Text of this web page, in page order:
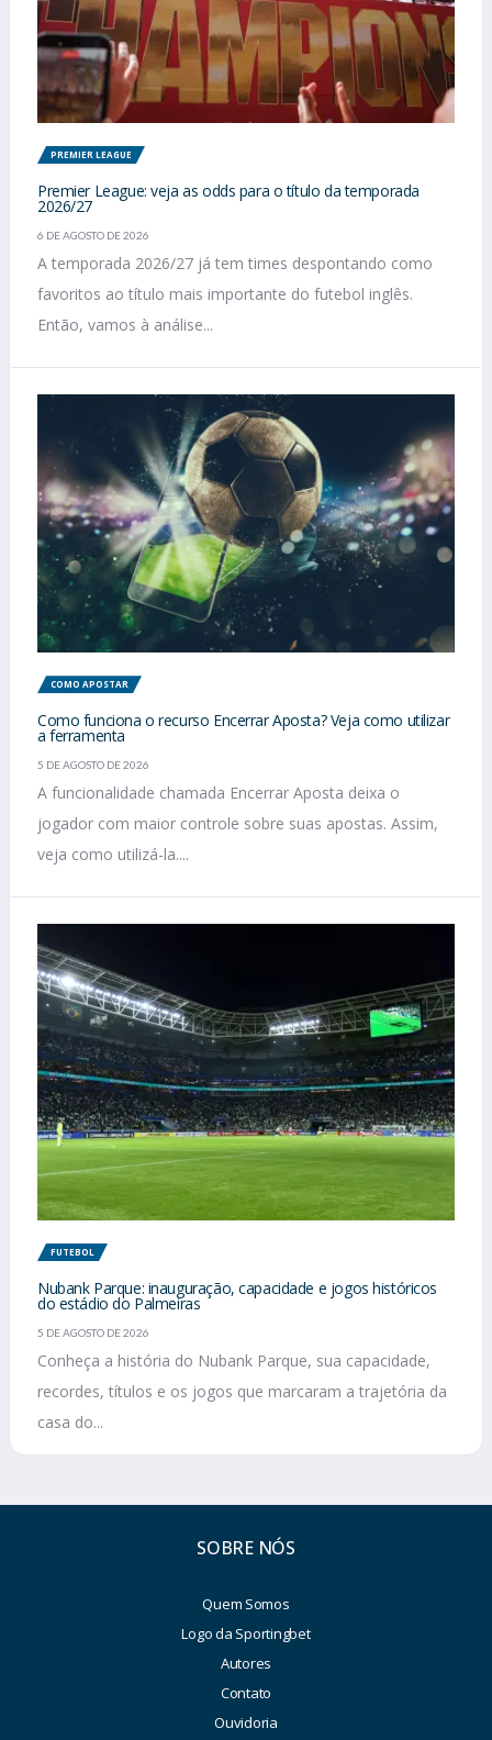
PREMIER LEAGUE
Premier League: veja as odds para o título da temporada
2026/27
6 DE AGOSTO DE 2026
A temporada 2026/27 já tem times despontando como
favoritos ao título mais importante do futebol inglês.
Então, vamos à análise...
COMO APOSTAR
Como funciona o recurso Encerrar Aposta? Veja como utilizar
a ferramenta
5 DE AGOSTO DE 2026
A funcionalidade chamada Encerrar Aposta deixa o
jogador com maior controle sobre suas apostas. Assim,
veja como utilizá-la....
FUTEBOL
Nubank Parque: inauguração, capacidade e jogos históricos
do estádio do Palmeiras
5 DE AGOSTO DE 2026
Conheça a história do Nubank Parque, sua capacidade,
recordes, títulos e os jogos que marcaram a trajetória da
casa do...
SOBRE NÓS
Quem Somos
Logo da Sportingbet
Autores
Contato
Ouvidoria